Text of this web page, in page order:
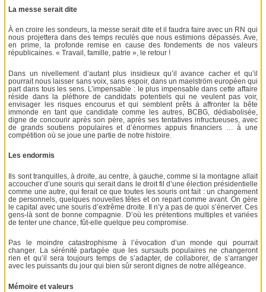
La messe serait dite
À en croire les sondeurs, la messe serait dite et il faudra faire avec un RN qui
nous projettera dans des temps reculés que nous estimions dépassés. Ave,
en prime, la profonde remise en cause des fondements de nos valeurs
républicaines. « Travail, famille, patrie », le retour !
Dans un nivellement d’autant plus insidieux qu’il avance cacher et qu’il
pourrait nous laisser sans voix, sans espoir, dans un maelström européen qui
part dans tous les sens. L’impensable : le plus impensable dans cette affaire
réside dans la pléthore de candidats potentiels qui ne veulent pas voir,
envisager les risques encourus et qui semblent prêts à affronter la bête
immonde en tant que candidate comme les autres, BCBG, dédiabolisée,
digne de concourir après son père, après ses tentatives infructueuses, avec
de grands soutiens populaires et d’énormes appuis financiers … à une
compétition où se joue une partie de notre histoire.
Les endormis
Ils sont tranquilles, à droite, au centre, à gauche, comme si la montagne allait
accoucher d’une souris qui serait dans le droit fil d’une élection présidentielle
comme une autre, qui ferait ce que toutes les souris ont fait : un changement
de personnels, quelques nouvelles têtes et on repart comme avant. On gère
le capital avec une souris d’extrême droite. Il n’y a pas de quoi s’énerver. Ces
gens-là sont de bonne compagnie. D’où les prétentions multiples et variées
de tenter une chance, fût-elle quelque peu compromise.
Pas le moindre catastrophisme à l’évocation d’un monde qui pourrait
changer. La sérénité partagée que les sursauts populaires ne changeront
rien et qu’il sera toujours temps de s’adapter, de collaborer, de s’arranger
avec les puissants du jour qui bien sûr seront dignes de notre allégeance.
Mémoire et valeurs